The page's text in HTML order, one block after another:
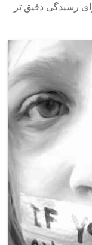
رسیدگی دقیق تر